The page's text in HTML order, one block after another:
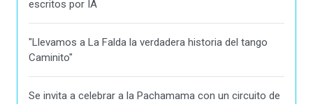
escritos por IA
"Llevamos a La Falda la verdadera historia del tango
Caminito"
Se invita a celebrar a la Pachamama con un circuito de